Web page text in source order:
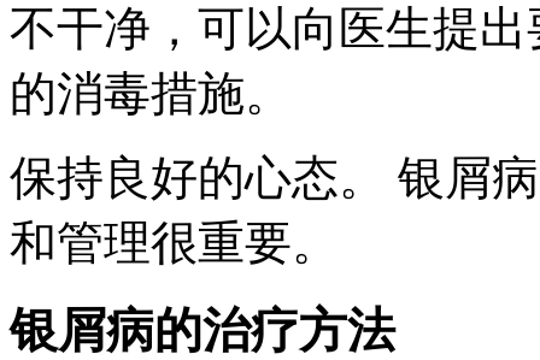
不干净，可以向医生提
的消毒措施。
保持良好的心态。 银屑
和管理很重要。
银屑病的治疗方法